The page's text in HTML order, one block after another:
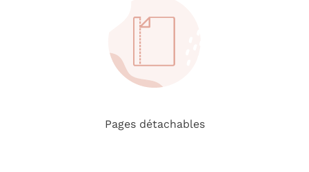
Pages détachables